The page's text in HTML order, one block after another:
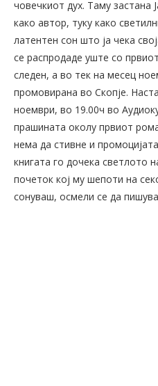
човечкиот дух. Таму застана
како автор, туку како
латентен сон што ја чека
се распродаде уште со
следен, а во тек на месец
промовирана во Скопје.
ноември, во 19.00ч во
прашината околу првиот
нема да стивне и
книгата го дочека светлото
почеток кој му шепоти на
сонуваш, осмели се да